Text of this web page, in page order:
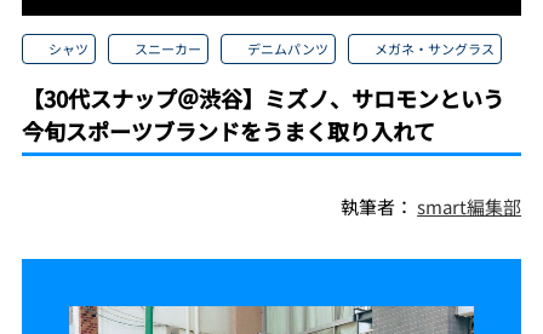
シャツ スニーカー デニムパンツ メガネ・サングラス
【30代スナップ＠渋谷】ミズノ、サロモンという
今旬スポーツブランドをうまく取り入れて
執筆者：smart編集部